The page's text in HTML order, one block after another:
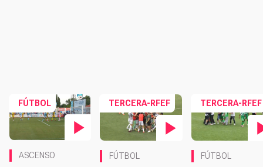
FÚTBOL
ASCENSO
TERCERA-RFEF
FÚTBOL
TERCERA-RFEF
FÚTBOL